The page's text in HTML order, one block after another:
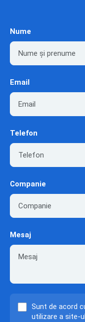
Nume
Email
Telefon
Companie
Mesaj
Sunt de acord
utilizare a site-